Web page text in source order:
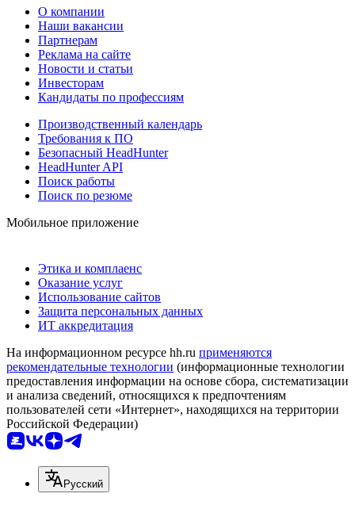
О компании
Наши вакансии
Партнерам
Реклама на сайте
Новости и статьи
Инвесторам
Кандидаты по профессиям
Производственный календарь
Требования к ПО
Безопасный HeadHunter
HeadHunter API
Поиск работы
Поиск по резюме
Мобильное приложение
Этика и комплаенс
Оказание услуг
Использование сайтов
Защита персональных данных
ИТ аккредитация
На информационном ресурсе hh.ru применяются
рекомендательные технологии (информационные технологии
предоставления информации на основе сбора, систематизации
и анализа сведений, относящихся к предпочтениям
пользователей сети «Интернет», находящихся на территории
Российской Федерации)
Русский